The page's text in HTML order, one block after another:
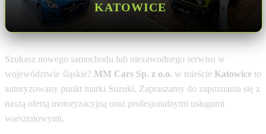
KATOWICE
Szukasz nowego samochodu lub niezawodnego serwisu w
województwie śląskie? MM Cars Sp. z o.o. w mieście Katowice to
autoryzowany punkt marki Suzuki. Zapraszamy do zapoznania się z
naszą ofertą motoryzacyjną oraz profesjonalnymi usługami
warsztatowymi.